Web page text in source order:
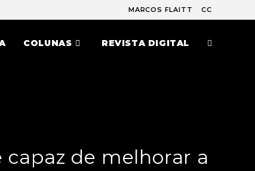
MARCOS FLAITT CC
COLUNAS REVISTA DIGITAL
de melhorar a